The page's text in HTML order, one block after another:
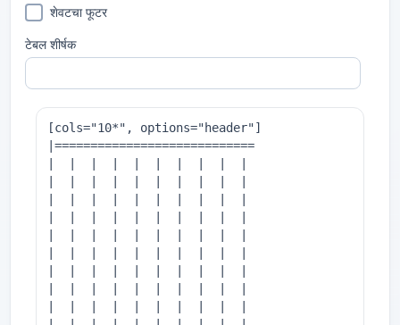
शेवटचा फूटर
टेबल शीर्षक